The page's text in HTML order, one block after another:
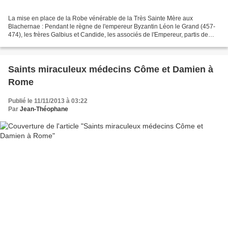
La mise en place de la Robe vénérable de la Très Sainte Mère aux
Blachernae : Pendant le règne de l'empereur Byzantin Léon le Grand (457-
474), les frères Galbius et Candide, les associés de l'Empereur, partis de
Saints miraculeux médecins Côme et Damien à
Rome
Publié le 11/11/2013 à 03:22
Par Jean-Théophane